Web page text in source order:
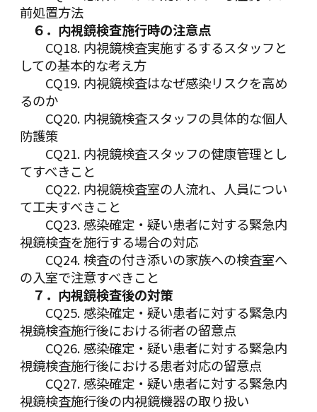
前処置方法
６．内視鏡検査施行時の注意点
CQ18. 内視鏡検査実施するするスタッフと
しての基本的な考え方
CQ19. 内視鏡検査はなぜ感染リスクを高め
るのか
CQ20. 内視鏡検査スタッフの具体的な個人
防護策
CQ21. 内視鏡検査スタッフの健康管理とし
てすべきこと
CQ22. 内視鏡検査室の人流れ、人員につい
て工夫すべきこと
CQ23. 感染確定・疑い患者に対する緊急内
視鏡検査を施行する場合の対応
CQ24. 検査の付き添いの家族への検査室へ
の入室で注意すべきこと
７．内視鏡検査後の対策
CQ25. 感染確定・疑い患者に対する緊急内
視鏡検査施行後における術者の留意点
CQ26. 感染確定・疑い患者に対する緊急内
視鏡検査施行後における患者対応の留意点
CQ27. 感染確定・疑い患者に対する緊急内
視鏡検査施行後の内視鏡機器の取り扱い